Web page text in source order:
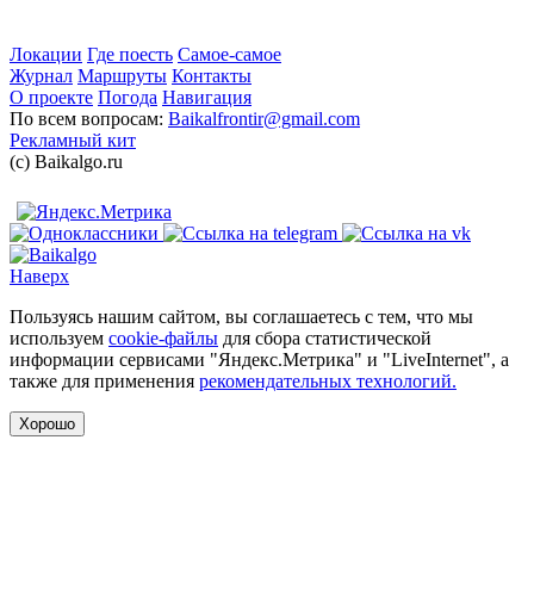
Локации Где поесть Самое-самое
Журнал Маршруты Контакты
О проекте Погода Навигация
По всем вопросам: Baikalfrontir@gmail.com
Рекламный кит
(с) Baikalgo.ru
Наверх
Пользуясь нашим сайтом, вы соглашаетесь с тем, что мы
используем cookie-файлы для сбора статистической
информации сервисами "Яндекс.Метрика" и "LiveInternet", а
также для применения рекомендательных технологий.
Хорошо